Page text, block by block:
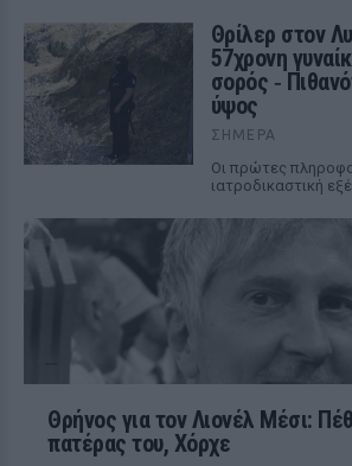
Θρίλερ στον
57χρονη
σορός ‑
ύψος
ΣΉΜΕΡΑ
Οι πρώτες
ιατροδικαστική
Θρήνος για τον Λιονέλ Μέσι:
πατέρας του, Χόρχε